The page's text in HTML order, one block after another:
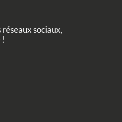
réseaux sociaux,
!